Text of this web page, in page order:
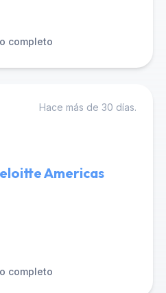
completo
Hace más de 30 días.
Americas
completo